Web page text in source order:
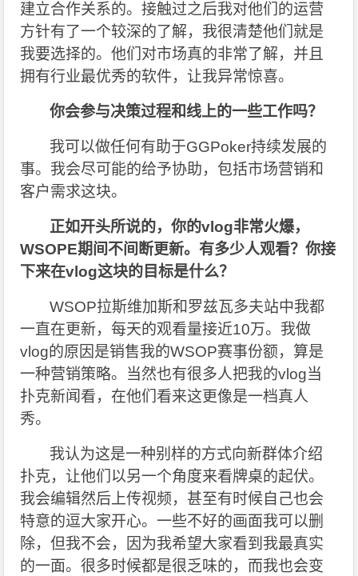
建立合作关系的。接触过之后我对他们的运营
方针有了一个较深的了解，我很清楚他们就是
我要选择的。他们对市场真的非常了解，并且
拥有行业最优秀的软件，让我异常惊喜。
你会参与决策过程和线上的一些工作吗？
我可以做任何有助于GGPoker持续发展的
事。我会尽可能的给予协助，包括市场营销和
客户需求这块。
正如开头所说的，你的vlog非常火爆，
WSOPE期间不间断更新。有多少人观看？你接
下来在vlog这块的目标是什么？
WSOP拉斯维加斯和罗兹瓦多夫站中我都
一直在更新，每天的观看量接近10万。我做
vlog的原因是销售我的WSOP赛事份额，算是
一种营销策略。当然也有很多人把我的vlog当
扑克新闻看，在他们看来这更像是一档真人
秀。
我认为这是一种别样的方式向新群体介绍
扑克，让他们以另一个角度来看牌桌的起伏。
我会编辑然后上传视频，甚至有时候自己也会
特意的逗大家开心。一些不好的画面我可以删
除，但我不会，因为我希望大家看到我最真实
的一面。很多时候都是很乏味的，而我也会变